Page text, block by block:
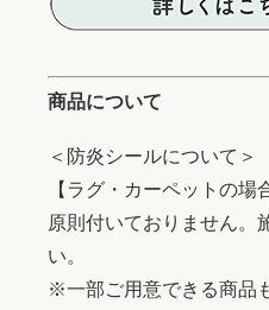
商品について
＜防炎シールについて＞
【ラグ・カーペットの場
原則付いておりません。
い。
※一部ご用意できる商品